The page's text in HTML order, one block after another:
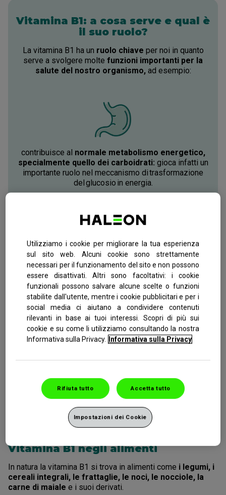
Vitamina B1: a cosa serve e qual è
il suo ruolo?
La vitamina B1 ha un ruolo chiave per noi in quanto
serve a svolgere molte funzioni importanti per la
salute del nostro organismo,ad esempio:
contribuisce al normale metabolismo energetico,
specialmente quello dei carboidrati: gioca infatti un
importante ruolo nel meccanismo di trasformazione
del glucosio in energia.
contribuisce allanormale funzione cardiaca
contribuisce alnormale funzionamento del sistema
Vitamina B1 negli alimenti
In natura la vitamina B1 si trova in alimenti come i legumi, i
cereali integrali, le frattaglie, le noci, le nocciole, la
carne di maiale e i suoi derivati.
Utilizziamo i cookie per migliorare la tua esperienza
sul sito web. Alcuni cookie sono strettamente
necessari per il funzionamento del sito e non possono
essere disattivati. Altri sono facoltativi: i cookie
funzionali possono salvare alcune scelte o funzioni
stabilite dall'utente, mentre i cookie pubblicitari e per i
social media ci aiutano a condividere contenuti
rilevanti in base ai tuoi interessi. Scopri di più sui
cookie e su come li utilizziamo consultando la nostra
Informativa sulla Privacy. Informativa sulla Privacy
Rifiuta tutto Accetta tutto
Impostazioni dei Cookie